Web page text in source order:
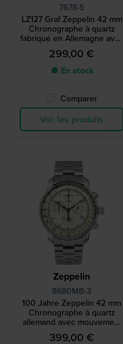
7678-5
LZ127 Graf Zeppelin 42 mm
Chronographe à quartz
fabriqué en Allemagne avec
date
299,00 €
● En stock
Comparer
Voir les produits
Zeppelin
8680MB-3
100 Jahre Zeppelin 42 mm
Chronographe à quartz
allemand avec mouvement
suisse et cadran
luminescent
399,00 €